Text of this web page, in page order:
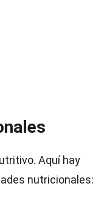
Aquí hay
nutricionales: